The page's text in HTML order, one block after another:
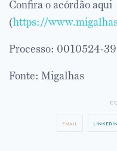
Confira o acórdão aqui
(https://
Processo: 0010524-
Fonte: Migalhas
email linkedin